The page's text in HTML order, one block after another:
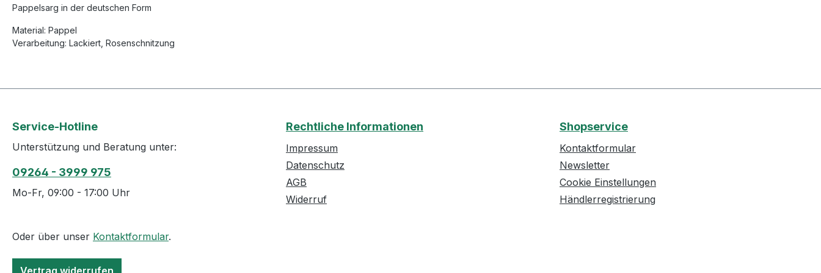
Pappelsarg in der deutschen Form
Material: Pappel
Verarbeitung: Lackiert, Rosenschnitzung
Service-Hotline
Unterstützung und Beratung unter:
09264 - 3999 975
Mo-Fr, 09:00 - 17:00 Uhr
Oder über unser Kontaktformular.
Rechtliche Informationen
Impressum
Datenschutz
AGB
Widerruf
Shopservice
Kontaktformular
Newsletter
Cookie Einstellungen
Händlerregistrierung